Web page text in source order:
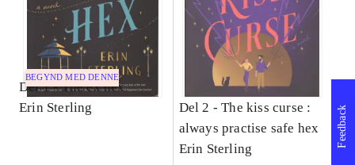
BEGYND MED DENNE
Del 1 -The ex hex
Erin Sterling
Del 2 -The kiss curse :
always practise safe hex
Erin Sterling
Feedback